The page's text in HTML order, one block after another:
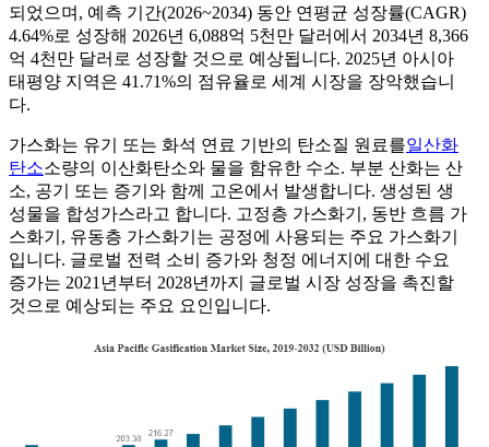
되었으며, 예측 기간(2026~2034) 동안 연평균 성장률(CAGR)
4.64%로 성장해 2026년 6,088억 5천만 달러에서 2034년 8,366
억 4천만 달러로 성장할 것으로 예상됩니다. 2025년 아시아
태평양 지역은 41.71%의 점유율로 세계 시장을 장악했습니
다.
가스화는 유기 또는 화석 연료 기반의 탄소질 원료를일산화
탄소소량의 이산화탄소와 물을 함유한 수소. 부분 산화는 산
소, 공기 또는 증기와 함께 고온에서 발생합니다. 생성된 생
성물을 합성가스라고 합니다. 고정층 가스화기, 동반 흐름 가
스화기, 유동층 가스화기는 공정에 사용되는 주요 가스화기
입니다. 글로벌 전력 소비 증가와 청정 에너지에 대한 수요
증가는 2021년부터 2028년까지 글로벌 시장 성장을 촉진할
것으로 예상되는 주요 요인입니다.